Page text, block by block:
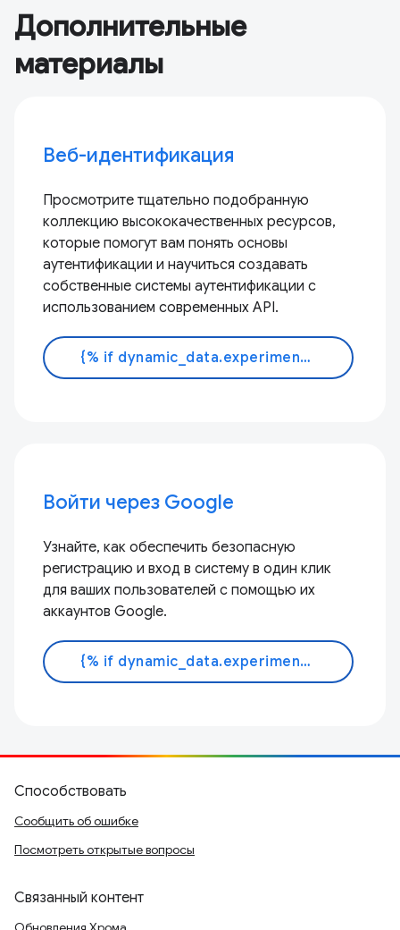
Дополнительные
материалы
Веб-идентификация
Просмотрите тщательно подобранную
коллекцию высококачественных ресурсов,
которые помогут вам понять основы
аутентификации и научиться создавать
собственные системы аутентификации с
использованием современных API.
{% if dynamic_data.experiments.IdentityButtonTextFeature.button_variant == 'variant_a' %}Узнать больше{% else %}Читать документацию{% endif %}
Войти через Google
Узнайте, как обеспечить безопасную
регистрацию и вход в систему в один клик
для ваших пользователей с помощью их
аккаунтов Google.
{% if dynamic_data.experiments.IdentityButtonTextFeature.button_variant == 'variant_a' %}Узнать больше{% else %}Читать документ{% endif %}
Способствовать
Сообщить об ошибке
Посмотреть открытые вопросы
Связанный контент